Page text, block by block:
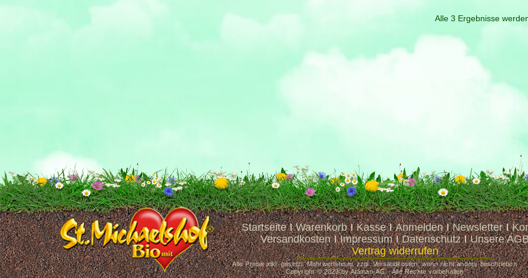
Alle 3 Ergebnisse
Startseite Warenkorb Kasse Anmelden Newsletter
Versandkosten
Impressum Datenschutz
Unsere
Vertrag widerrufen
Alle Preise inkl. gesetzl. Mehrwertsteuer zzgl. Versandkosten, wenn nicht anders beschrieben
Copyright © 2023 by Ataman-AG - Alle Rechte vorbehalten